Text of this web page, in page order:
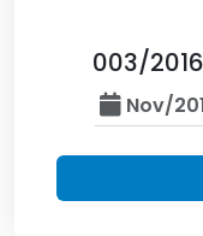
003/2016
Nov/